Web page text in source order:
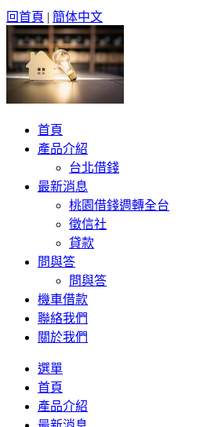
回首頁 | 簡体中文
首頁
產品介紹
台北借錢
最新消息
桃園借錢週轉全台
徵信社
貸款
問與答
問與答
機車借款
聯絡我們
關於我們
選單
首頁
產品介紹